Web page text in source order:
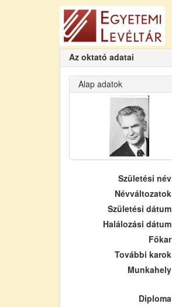
Az oktató adatai
Alap adatok
Születési név
Névváltozatok
Születési dátum
Halálozási dátum
Főkar
További karok
Munkahely
Diploma